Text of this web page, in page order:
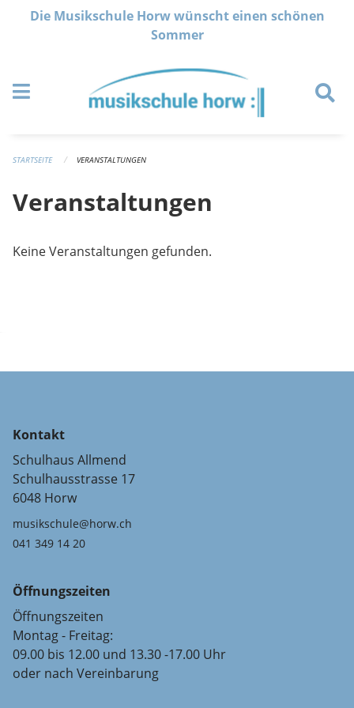
Navigation überspringen
Die Musikschule Horw wünscht einen schönen
Sommer
STARTSEITE VERANSTALTUNGEN
Veranstaltungen
Keine Veranstaltungen gefunden.
Kontakt
Schulhaus Allmend
Schulhausstrasse 17
6048 Horw
musikschule@horw.ch
041 349 14 20
Öffnungszeiten
Öffnungszeiten
Montag - Freitag:
09.00 bis 12.00 und 13.30 -17.00 Uhr
oder nach Vereinbarung